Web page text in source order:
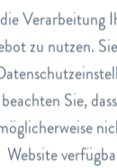
Produkt
Verarbeitung
zu nutzen.
Sie,
Website